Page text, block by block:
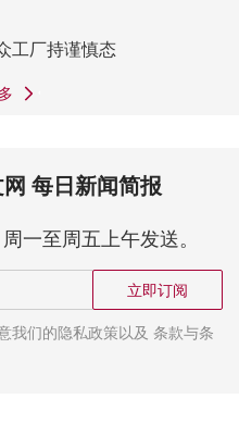
工厂持谨慎态
每日新闻简报
一至周五上午发送。
立即订阅
我们的隐私政策以及 条款与条